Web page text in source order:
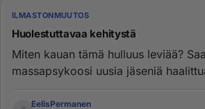
ILMASTONMUUTOS
Huolestuttavaa kehitystä
Miten kauan tämä hulluus leviää?
massapsykoosi uusia jäseniä
EelisPermanen